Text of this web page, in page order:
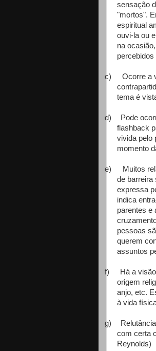
sensação
"mortos".
espiritual
ouvi-la ou
na
c)
Ocorre a
tema é
d)
Pode
flashback
vivida pelo
momento
e)
Muitos
de barreira
expressa
indica
parentes e
pessoas
querem
assuntos
f) Há a
origem
anjo, etc.
à vida
g)
com certa
Reynolds)